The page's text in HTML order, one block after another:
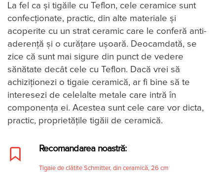
La fel ca și tigăile cu Teflon, cele ceramice sunt
confecționate, practic, din alte materiale și
acoperite cu un strat ceramic care le conferă anti-
aderență și o curățare ușoară. Deocamdată, se
zice că sunt mai sigure din punct de vedere
sănătate decât cele cu Teflon. Dacă vrei să
achiziționezi o tigaie ceramică, ar fi bine să te
interesezi de celelalte metale care intră în
componența ei. Acestea sunt cele care vor dicta,
practic, proprietățile tigăii de ceramică.
Recomandarea noastră:
Tigaie de clătite Schmitter, din ceramică, 26 cm